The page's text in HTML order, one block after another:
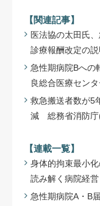
【関連記事】
医法協の太田氏
診療報酬改定の
急性期病院Bへの
良総合医療セン
救急搬送者数が
減 総務省消防庁
【連載一覧】
身体的拘束最小
読み解く病院経営
急性期病院A・B